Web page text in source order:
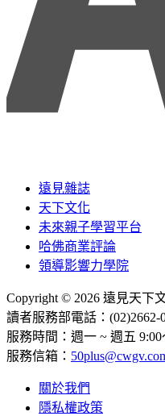
遠見雜誌
天下文化
未來親子學習平台
哈佛商業評論
領導影響力學院
Copyright © 2026 遠見天下
讀者服務部電話：(02)2662-
服務時間：週一 ~ 週五 9:00
服務信箱：
關於我們
隱私權政策